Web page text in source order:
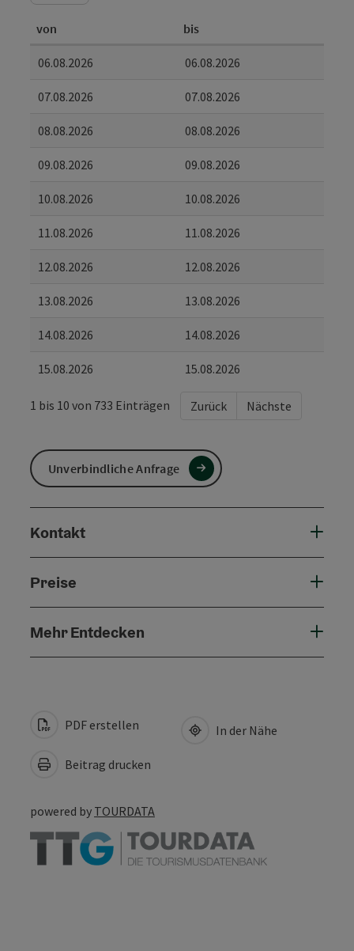
von bis
06.08.2026 06.08.2026
07.08.2026 07.08.2026
08.08.2026 08.08.2026
09.08.2026 09.08.2026
10.08.2026 10.08.2026
11.08.2026 11.08.2026
12.08.2026 12.08.2026
13.08.2026 13.08.2026
14.08.2026 14.08.2026
15.08.2026 15.08.2026
1 bis 10 von 733 Einträgen Zurück Nächste
Unverbindliche Anfrage
Kontakt
Preise
Mehr Entdecken
PDF erstellen
Beitrag drucken
In der Nähe
powered by TOURDATA